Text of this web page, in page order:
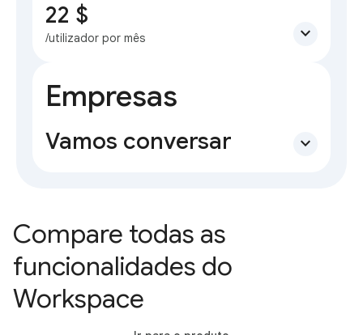
22 $
/utilizador por mês expand_more
Empresas
Vamos conversar expand_more
Compare todas as
funcionalidades do
Workspace